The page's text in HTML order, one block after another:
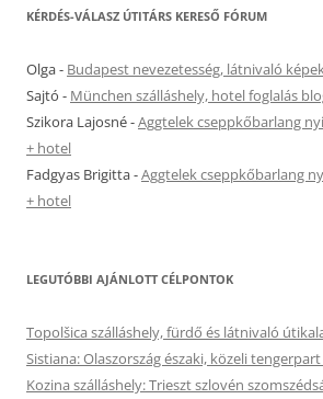
KÉRDÉS-VÁLASZ ÚTITÁRS KERESŐ FÓRUM
Olga- Budapest nevezetesség, látnivaló
Sajtó - München szálláshely, hotel foglalás
Szikora Lajosné-Aggtelek cseppkőbarlang
+ hotel
Fadgyas Brigitta-Aggtelek cseppkőbarlang
+ hotel
LEGUTÓBBI AJÁNLOTT CÉLPONTOK
Topolšica szálláshely, fürdő és látnivaló
Sistiana: Olaszország északi, közeli tengerpart
Kozina szálláshely: Trieszt szlovén